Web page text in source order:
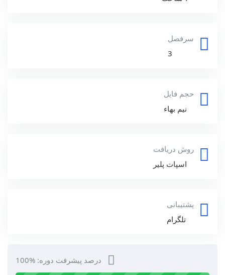
سرفصل
3
حجم فایل
نیم بهاء
روش دریافت
اسپات پلیر
پشتیبانی
تلگرام
درصد پیشرفت دوره: %100